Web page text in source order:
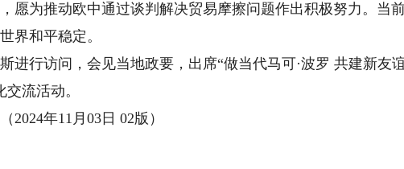
愿为推动欧中通过谈判解决贸易摩擦问题作出积极努力。当
界和平稳定。
行访问，会见当地政要，出席“做当代马可·波罗 共建新友
流活动。
年11月03日 02版）